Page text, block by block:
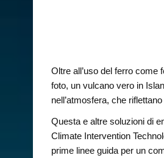
Oltre all’uso del ferro
foto, un vulcano vero in
nell’atmosfera, che
Questa e altre soluzioni di
Climate Intervention
prime linee guida per un